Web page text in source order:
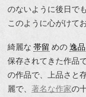
のないように後日で
このように心がけて
綺麗な 帯留 めの 逸品
保存されてきた作品
の作品で、上品さと
麗で、 著名な作家の